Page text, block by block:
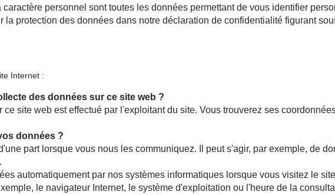
personnel sont toutes les données permettant de vous identifier
la protection des données dans notre déclaration de confidentialité figurant
Internet :
des données sur ce site web ?
ce site web est effectué par l'exploitant du site. Vous trouverez ses
données ?
part lorsque vous nous les communiquez. Il peut s'agir, par exemple, de
automatiquement par nos systèmes informatiques lorsque vous visitez le
le navigateur Internet, le système d'exploitation ou l'heure de la